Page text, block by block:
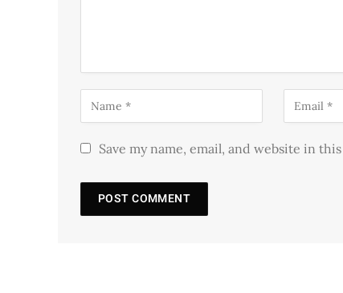
Save my name, email, and website in